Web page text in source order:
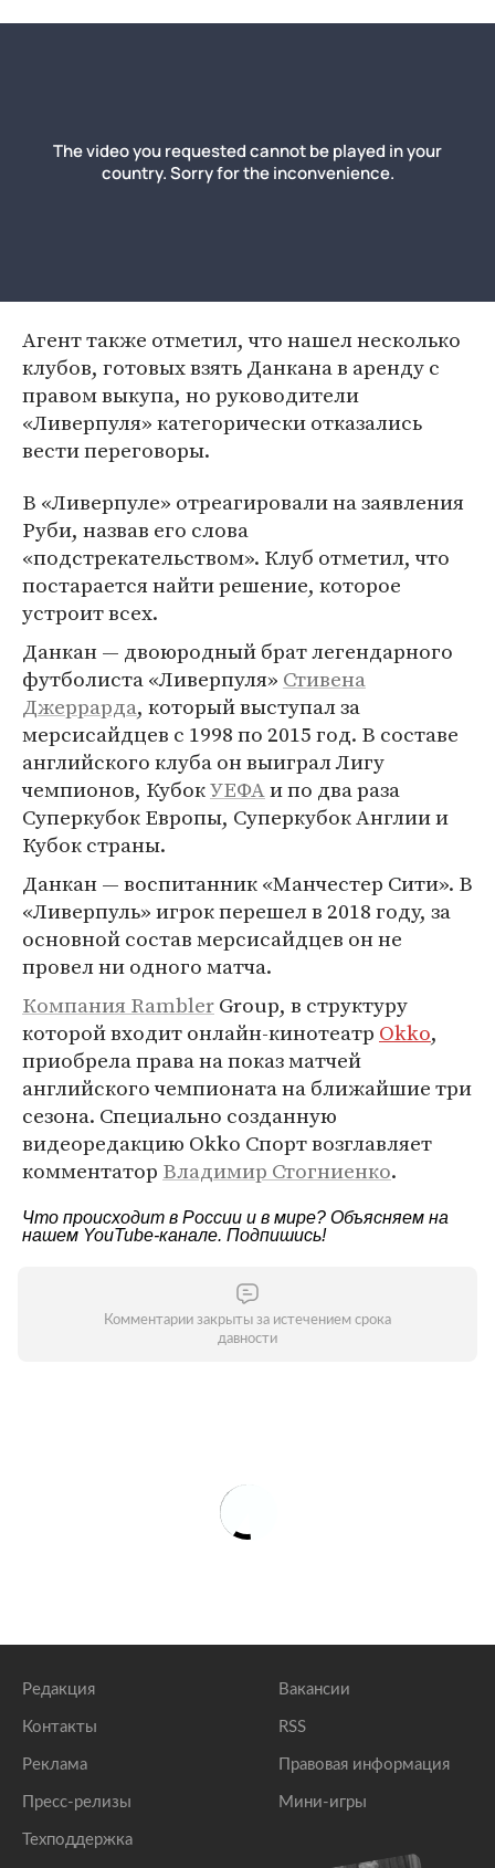
Агент также отметил, что нашел несколько
клубов, готовых взять Данкана в аренду с
правом выкупа, но руководители
«Ливерпуля» категорически отказались
вести переговоры.
В «Ливерпуле» отреагировали на заявления
Руби, назвав его слова
«подстрекательством». Клуб отметил, что
постарается найти решение, которое
устроит всех.
Данкан — двоюродный брат легендарного
футболиста «Ливерпуля» Стивена
Джеррарда, который выступал за
мерсисайдцев с 1998 по 2015 год. В составе
английского клуба он выиграл Лигу
чемпионов, КубокУЕФАи по два раза
Суперкубок Европы, Суперкубок Англии и
Кубок страны.
Данкан — воспитанник «Манчестер Сити». В
«Ливерпуль» игрок перешел в 2018 году, за
основной состав мерсисайдцев он не
провел ни одного матча.
Компания RamblerGroup, в структуру
которой входит онлайн-кинотеатр Okko,
приобрела права на показ матчей
английского чемпионата на ближайшие три
сезона. Специально созданную
видеоредакцию Okko Спорт возглавляет
комментатор Владимир Стогниенко.
Что происходит в России и в мире? Объясняем на
нашем YouTube-канале. Подпишись!
Комментарии закрыты за истечением срока
давности
Редакция
Контакты
Реклама
Пресс-релизы
Техподдержка
Вакансии
RSS
Правовая информация
Мини-игры